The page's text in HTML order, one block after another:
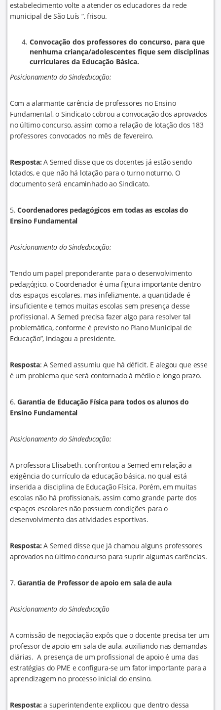
estabelecimento volte a atender os educadores da rede
municipal de São Luís “, frisou.
Convocação dos professores do concurso, para que
nenhuma criança/adolescentes fique sem disciplinas
curriculares da Educação Básica.
Posicionamento do Sindeducação:
Com a alarmante carência de professores no Ensino
Fundamental, o Sindicato cobrou a convocação dos aprovados
no último concurso, assim como a relação de lotação dos 183
professores convocados no mês de fevereiro.
Resposta: A Semed disse que os docentes já estão sendo
lotados, e que não há lotação para o turno noturno. O
documento será encaminhado ao Sindicato.
5.Coordenadores pedagógicos em todas as escolas do
Ensino Fundamental
Posicionamento do Sindeducação:
‘Tendo um papel preponderante para o desenvolvimento
pedagógico, o Coordenador é uma figura importante dentro
dos espaços escolares, mas infelizmente, a quantidade é
insuficiente e temos muitas escolas sem presença desse
profissional. A Semed precisa fazer algo para resolver tal
problemática, conforme é previsto no Plano Municipal de
Educação”, indagou a presidente.
Resposta: A Semed assumiu que há déficit. E alegou que esse
é um problema que será contornado à médio e longo prazo.
6.Garantia de Educação Física para todos os alunos do
Ensino Fundamental
Posicionamento do Sindeducação:
A professora Elisabeth, confrontou a Semed em relação a
exigência do currículo da educação básica, no qual está
inserida a disciplina de Educação Física. Porém, em muitas
escolas não há profissionais, assim como grande parte dos
espaços escolares não possuem condições para o
desenvolvimento das atividades esportivas.
Resposta: A Semed disse que já chamou alguns professores
aprovados no último concurso para suprir algumas carências.
7.Garantia de Professor de apoio em sala de aula
Posicionamento do Sindeducação
A comissão de negociação expôs que o docente precisa ter um
professor de apoio em sala de aula, auxiliando nas demandas
diárias. A presença de um profissional de apoio é uma das
estratégias do PME e configura-se um fator importante para a
aprendizagem no processo inicial do ensino.
Resposta: a superintendente explicou que dentro dessa